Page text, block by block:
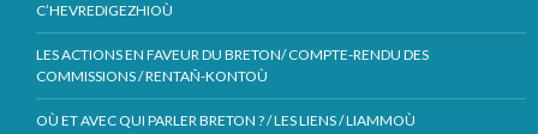
C’HEVREDIGEZHIOÙ
LES ACTIONS EN FAVEUR DU BRETON/ COMPTE-RENDU DES
COMMISSIONS / RENTAÑ-KONTOÙ
OÙ ET AVEC QUI PARLER BRETON ? / LES LIENS / LIAMMOÙ